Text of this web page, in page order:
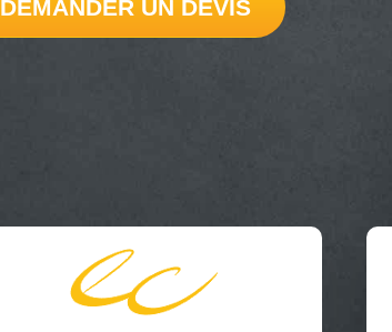
DEMANDER UN DEVIS